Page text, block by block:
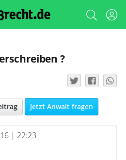
?
Jetzt Anwalt fragen
| 22:23